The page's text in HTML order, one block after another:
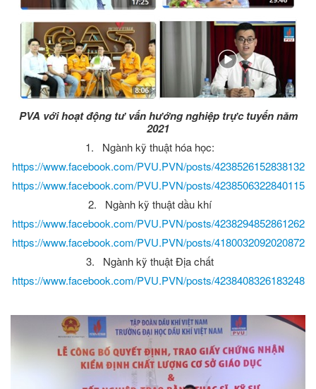
PVA với hoạt động tư vấn hướng nghiệp trực tuyến năm
2021
1.
Ngành kỹ thuật hóa học:
https://www.facebook.com/PVU.PVN/posts/4238526152838132
https://www.facebook.com/PVU.PVN/posts/4238506322840115
2.
Ngành kỹ thuật dầu khí
https://www.facebook.com/PVU.PVN/posts/4238294852861262
https://www.facebook.com/PVU.PVN/posts/4180032092020872
3.
Ngành kỹ thuật Địa chất
https://www.facebook.com/PVU.PVN/posts/4238408326183248